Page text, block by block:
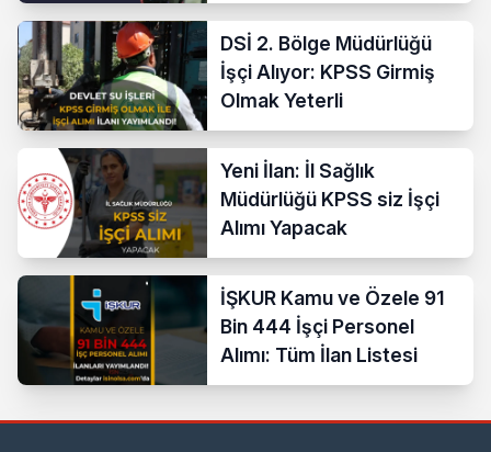
DSİ 2. Bölge Müdürlüğü
İşçi Alıyor: KPSS Girmiş
Olmak Yeterli
Yeni İlan: İl Sağlık
Müdürlüğü KPSS siz İşçi
Alımı Yapacak
İŞKUR Kamu ve Özele 91
Bin 444 İşçi Personel
Alımı: Tüm İlan Listesi